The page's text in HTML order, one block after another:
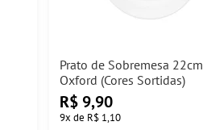
Prato de Sobremesa 22cm
Oxford (Cores Sortidas)
R$ 9,90
9x de R$ 1,10